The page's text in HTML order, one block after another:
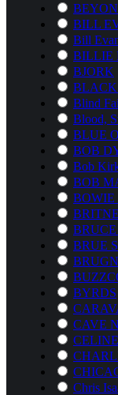
BILL
Bill
BILLIE
BJORK
Blind
Blood,
BLUE
BOB
Bob
BOB
BRUE
BYRDS
CAVE
Chris